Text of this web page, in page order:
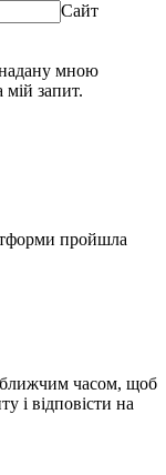
Сайт
надану мною
запит.
пройшла
часом, щоб
і відповісти на